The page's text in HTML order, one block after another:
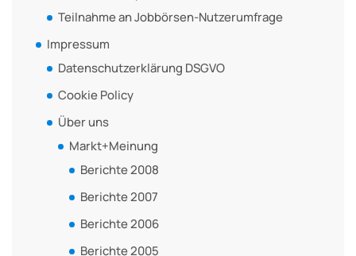
Teilnahme an Jobbörsen-Nutzerumfrage
Impressum
Datenschutzerklärung DSGVO
Cookie Policy
Über uns
Markt+Meinung
Berichte 2008
Berichte 2007
Berichte 2006
Berichte 2005